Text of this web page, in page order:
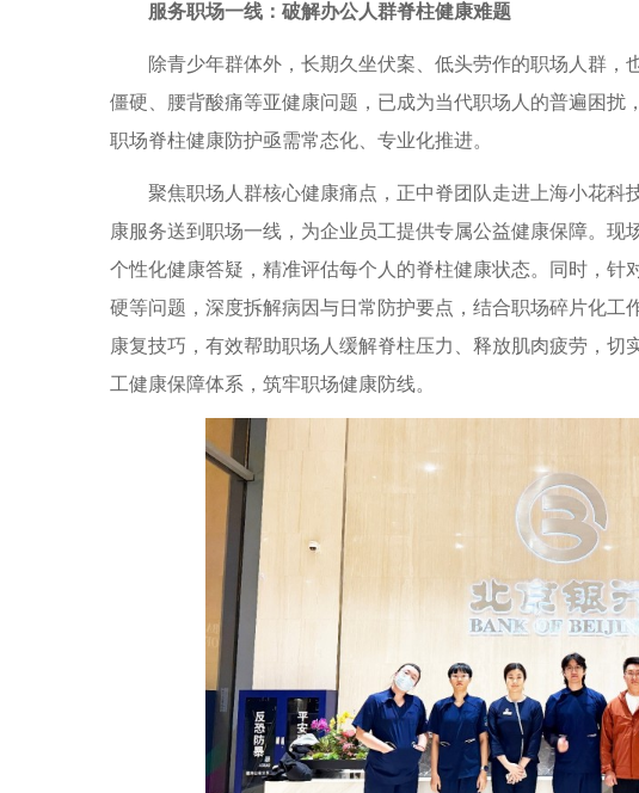
服务职场一线：破解办公人群脊柱健康难题
除青少年群体外，长期久坐伏案、低头劳作的职场人群，
僵硬、腰背酸痛等亚健康问题，已成为当代职场人的普遍困扰
职场脊柱健康防护亟需常态化、专业化推进。
聚焦职场人群核心健康痛点，正中脊团队走进上海小花科
康服务送到职场一线，为企业员工提供专属公益健康保障。现
个性化健康答疑，精准评估每个人的脊柱健康状态。同时，针
硬等问题，深度拆解病因与日常防护要点，结合职场碎片化工
康复技巧，有效帮助职场人缓解脊柱压力、释放肌肉疲劳，切
工健康保障体系，筑牢职场健康防线。